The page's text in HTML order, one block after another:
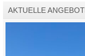
AKTUELLE